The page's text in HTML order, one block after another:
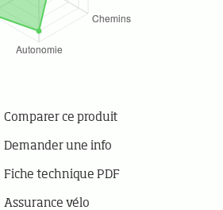
Comparer ce produit
Demander une info
Fiche technique PDF
Assurance vélo